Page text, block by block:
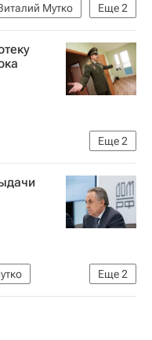
Еще2
Мутко
Еще2
Еще2